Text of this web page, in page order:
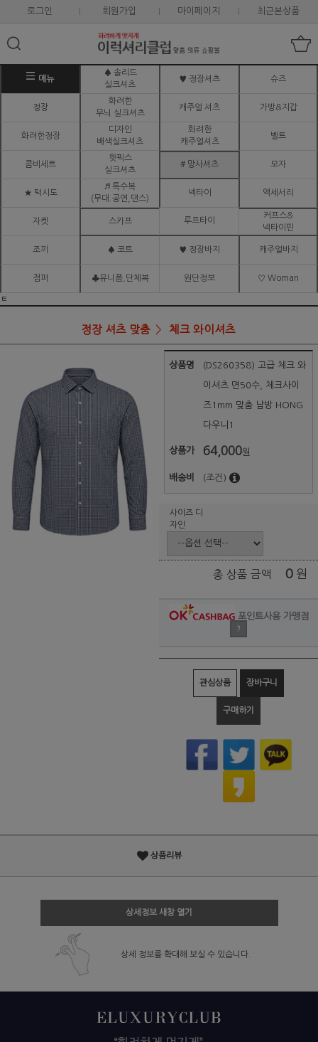
로그인 회원가입 마이페이지 최근본상품
메뉴
♠ 솔리드
실크셔츠
♥ 정장셔츠 슈즈
정장
화려한
무늬 실크셔츠
캐주얼 셔츠 가방&지갑
화려한정장
디자인
배색실크셔츠
화려한
캐주얼셔츠
벨트
콤비세트
핫픽스
실크셔츠
# 망사셔츠 모자
★ 턱시도
♬ 특수복
(무대.공연,댄스)
넥타이 액세서리
자켓 스카프 루프타이
커프스&
넥타이핀
조끼 ♠ 코트 ♥ 정장바지 캐주얼바지
점퍼 ♣유니폼,단체복 원단정보 ♡ Woman
ㅌ
정장 셔츠 맞춤 체크 와이셔츠
상품명 (DS260358) 고급 체크 와
이셔츠 면50수, 체크사이
즈1mm 맞춤 남방 HONG
다우니1
상품가 64,000원
배송비 (조건)
사이즈 디
자인
총 상품 금액 0 원
포인트사용 가맹점
?
관심상품 장바구니
구매하기
상품리뷰
상세정보 새창 열기
상세 정보를 확대해 보실 수 있습니다.